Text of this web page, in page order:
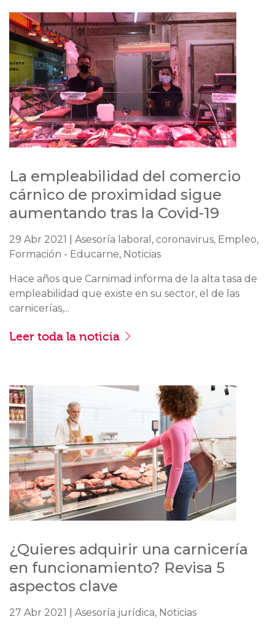
La empleabilidad del comercio
cárnico de proximidad sigue
aumentando tras la Covid-19
29 Abr 2021 | Asesoría laboral, coronavirus, Empleo,
Formación - Educarne, Noticias
Hace años que Carnimad informa de la alta tasa de
empleabilidad que existe en su sector, el de las
carnicerías,...
Leer toda la noticia
¿Quieres adquirir una carnicería
en funcionamiento? Revisa 5
aspectos clave
27 Abr 2021 | Asesoría jurídica, Noticias